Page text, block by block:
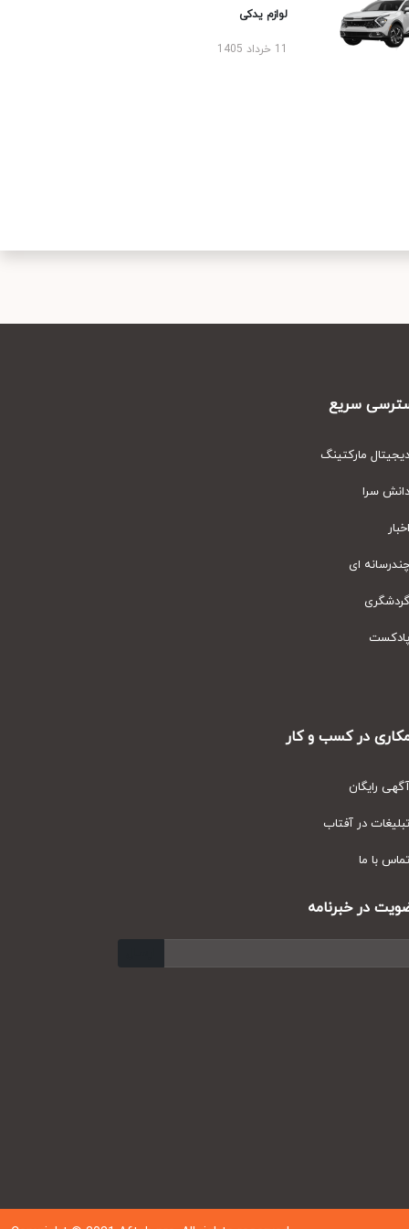
لوازم یدکی
سریع
مارکتینگ
سرا
ای
در کسب و کار
رایگان
در آفتاب
با ما
در خبرنامه